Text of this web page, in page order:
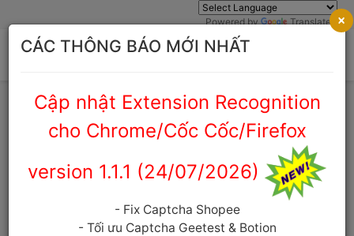
Powered by Translate
Trang chủ Cẩm nang Captcha
CẨM NANG CAPTCHA
×
CÁC THÔNG BÁO MỚI NHẤT
Cập nhật Extension Recognition
cho Chrome/Cốc Cốc/Firefox
version 1.1.1 (24/07/2026)
- Fix Captcha Shopee
- Tối ưu Captcha Geetest & Botion